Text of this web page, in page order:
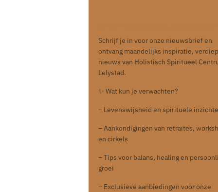
Schrijf je in voor onze nieuwsbrief en
ontvang maandelijks inspiratie,
nieuws van Holistisch Spiritueel
Lelystad.
✨ Wat kun je verwachten?
– Levenswijsheid en spirituele
– Aankondigingen van retraites,
en cirkels
– Tips voor balans, healing en
groei
– Exclusieve aanbiedingen voor onze